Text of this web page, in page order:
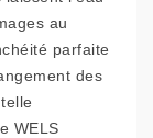
au
parfaite
des
WELS